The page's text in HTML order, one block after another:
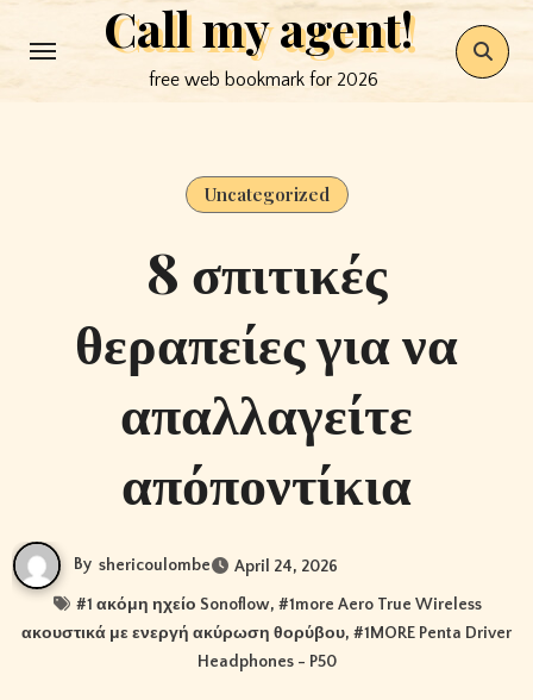
to
Call my agent!
free web bookmark for 2026
Uncategorized
8 σπιτικές
θεραπείες για να
απαλλαγείτε
απόποντίκια
By shericoulombe April 24, 2026
#1 ακόμη ηχείο Sonoflow, #1more Aero True Wireless
ακουστικά με ενεργή ακύρωση θορύβου, #1MORE Penta Driver
Headphones - P50